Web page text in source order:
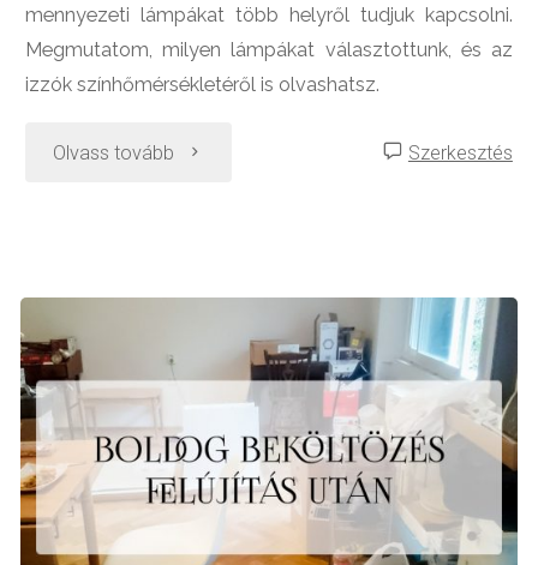
mennyezeti lámpákat több helyről tudjuk kapcsolni.
Megmutatom, milyen lámpákat választottunk, és az
izzók színhőmérsékletéről is olvashatsz.
Olvass tovább "Világítás
után"
Szerkesztés